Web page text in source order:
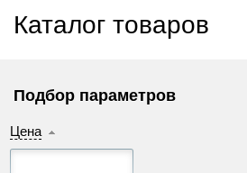
Каталог товаров
Подбор параметров
Цена